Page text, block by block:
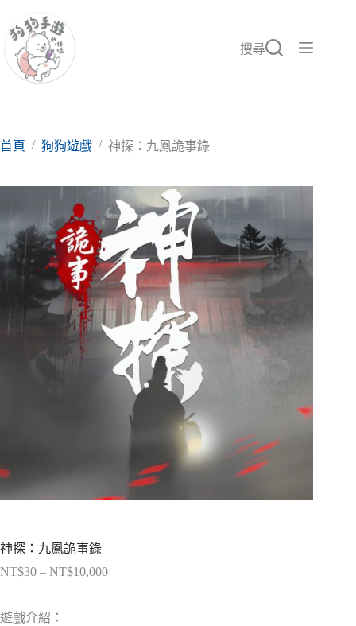
至
要
搜尋
首頁 / 狗狗遊戲 / 神探：九鳳詭事錄
神探：九鳳詭事錄
NT$30 – NT$10,000價
遊戲介紹：